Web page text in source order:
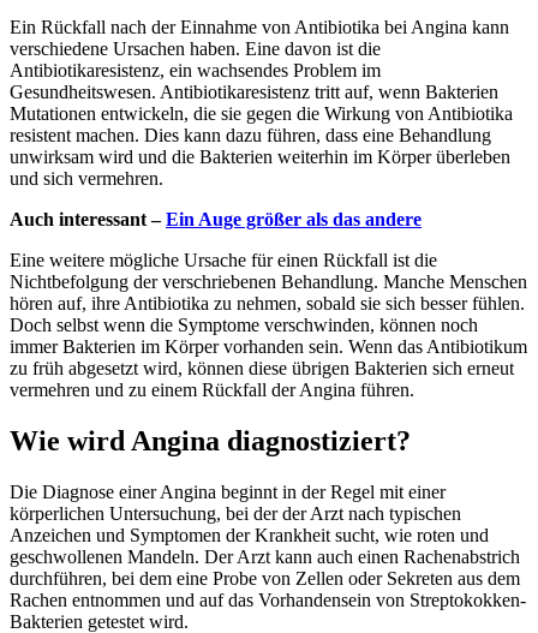
Ein Rückfall nach der Einnahme von Antibiotika bei Angina kann
verschiedene Ursachen haben. Eine davon ist die
Antibiotikaresistenz, ein wachsendes Problem im
Gesundheitswesen. Antibiotikaresistenz tritt auf, wenn Bakterien
Mutationen entwickeln, die sie gegen die Wirkung von Antibiotika
resistent machen. Dies kann dazu führen, dass eine Behandlung
unwirksam wird und die Bakterien weiterhin im Körper überleben
und sich vermehren.
Auch interessant –Ein Auge größer als das andere
Eine weitere mögliche Ursache für einen Rückfall ist die
Nichtbefolgung der verschriebenen Behandlung. Manche Menschen
hören auf, ihre Antibiotika zu nehmen, sobald sie sich besser fühlen.
Doch selbst wenn die Symptome verschwinden, können noch
immer Bakterien im Körper vorhanden sein. Wenn das Antibiotikum
zu früh abgesetzt wird, können diese übrigen Bakterien sich erneut
vermehren und zu einem Rückfall der Angina führen.
Wie wird Angina diagnostiziert?
Die Diagnose einer Angina beginnt in der Regel mit einer
körperlichen Untersuchung, bei der der Arzt nach typischen
Anzeichen und Symptomen der Krankheit sucht, wie roten und
geschwollenen Mandeln. Der Arzt kann auch einen Rachenabstrich
durchführen, bei dem eine Probe von Zellen oder Sekreten aus dem
Rachen entnommen und auf das Vorhandensein von Streptokokken-
Bakterien getestet wird.